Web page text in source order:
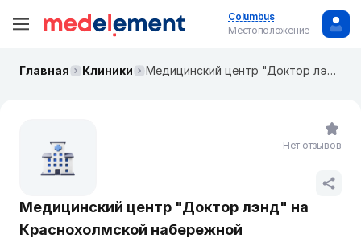
Columbus
Местоположение
Главная Клиники ​Медицинский центр "Доктор лэнд" на ​Краснохолмской набережной
​Медицинский центр "Доктор лэнд" на ​
Краснохолмской набережной
Нет отзывов